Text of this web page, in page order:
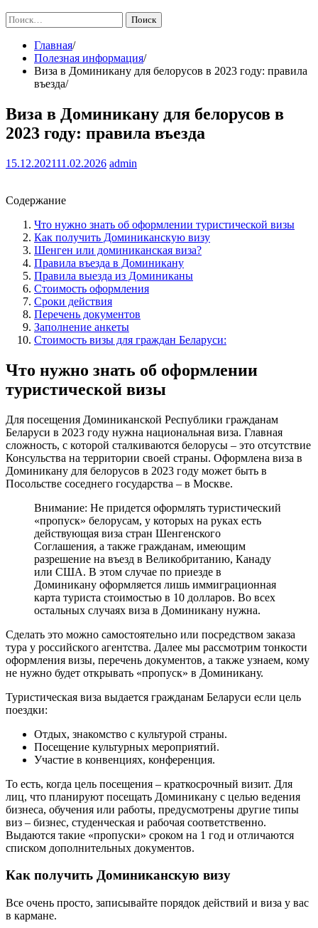
Найти:
Главная
Полезная информация
Виза в Доминикану для белорусов в 2023 году: правила
въезда
Виза в Доминикану для белорусов в
2023 году: правила въезда
15.12.202111.02.2026 admin
Содержание
Что нужно знать об оформлении туристической визы
Как получить Доминиканскую визу
Шенген или доминиканская виза?
Правила въезда в Доминикану
Правила выезда из Доминиканы
Стоимость оформления
Сроки действия
Перечень документов
Заполнение анкеты
Стоимость визы для граждан Беларуси:
Что нужно знать об оформлении
туристической визы
Для посещения Доминиканской Республики гражданам
Беларуси в 2023 году нужна национальная виза. Главная
сложность, с которой сталкиваются белорусы – это отсутствие
Консульства на территории своей страны. Оформлена виза в
Доминикану для белорусов в 2023 году может быть в
Посольстве соседнего государства – в Москве.
Внимание: Не придется оформлять туристический
«пропуск» белорусам, у которых на руках есть
действующая виза стран Шенгенского
Соглашения, а также гражданам, имеющим
разрешение на въезд в Великобританию, Канаду
или США. В этом случае по приезде в
Доминикану оформляется лишь иммиграционная
карта туриста стоимостью в 10 долларов. Во всех
остальных случаях виза в Доминикану нужна.
Сделать это можно самостоятельно или посредством заказа
тура у российского агентства. Далее мы рассмотрим тонкости
оформления визы, перечень документов, а также узнаем, кому
не нужно будет открывать «пропуск» в Доминикану.
Туристическая виза выдается гражданам Беларуси если цель
поездки:
Отдых, знакомство с культурой страны.
Посещение культурных мероприятий.
Участие в конвенциях, конференция.
То есть, когда цель посещения – краткосрочный визит. Для
лиц, что планируют посещать Доминикану с целью ведения
бизнеса, обучения или работы, предусмотрены другие типы
виз – бизнес, студенческая и рабочая соответственно.
Выдаются такие «пропуски» сроком на 1 год и отличаются
списком дополнительных документов.
Как получить Доминиканскую визу
Все очень просто, записывайте порядок действий и виза у вас
в кармане.